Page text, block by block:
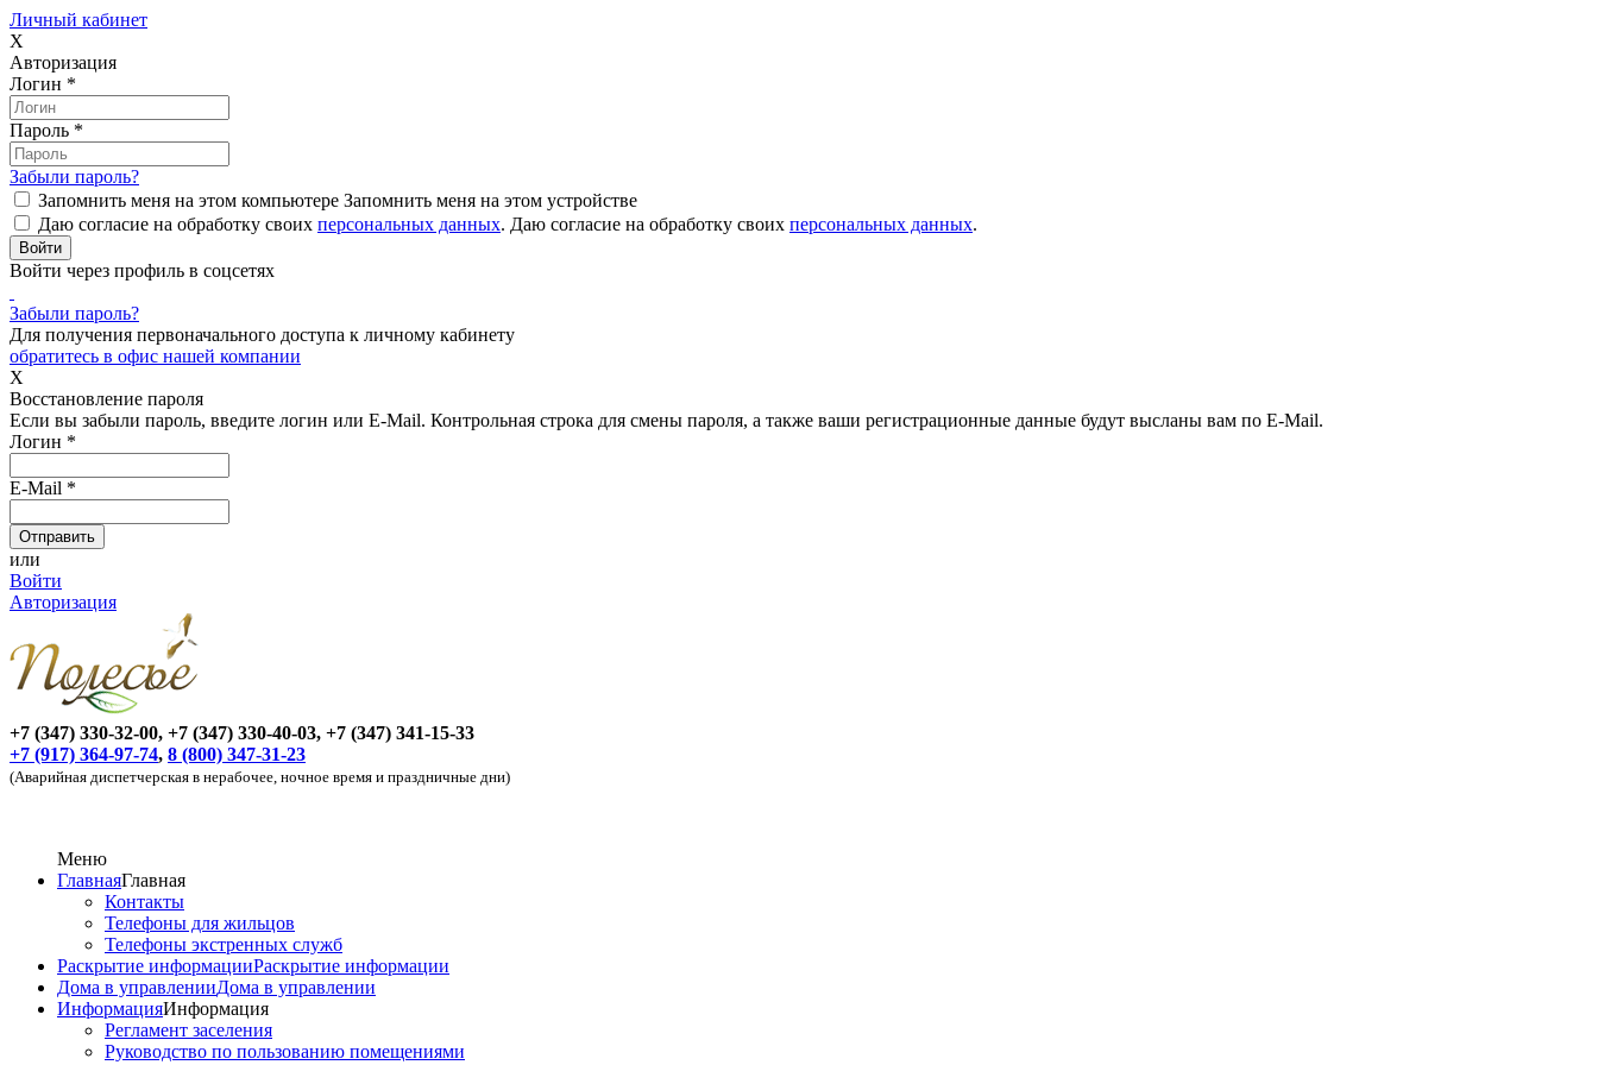
Личный кабинет
X
Авторизация
Логин *
Пароль *
Забыли пароль?
Запомнить меня на этом компьютере Запомнить меня на этом устройстве
Даю согласие на обработку своих персональных данных. Даю согласие на обработку своих персональных данных.
Войти через профиль в соцсетях
Забыли пароль?
Для получения первоначального доступа к личному кабинету
обратитесь в офис нашей компании
X
Восстановление пароля
Если вы забыли пароль, введите логин или E-Mail. Контрольная строка для смены пароля, а также ваши регистрационные данные будут высланы вам по E-Mail.
Логин *
E-Mail *
или
Войти
Авторизация
+7 (347) 330-32-00, +7 (347) 330-40-03, +7 (347) 341-15-33
+7 (917) 364-97-74, 8 (800) 347-31-23
(Аварийная диспетчерская в нерабочее, ночное время и праздничные дни)
Меню
ГлавнаяГлавная
Контакты
Телефоны для жильцов
Телефоны экстренных служб
Раскрытие информацииРаскрытие информации
Дома в управленииДома в управлении
ИнформацияИнформация
Регламент заселения
Руководство по пользованию помещениями